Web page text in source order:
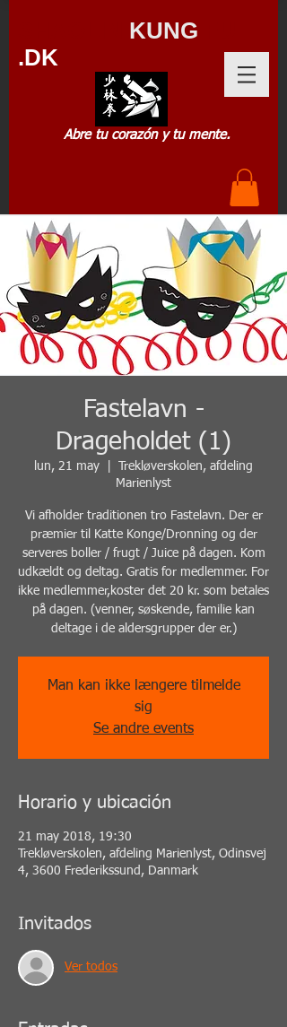
KUNG
.DK
Abre tu corazón y tu mente.
Fastelavn -
Drageholdet (1)
lun, 21 may
Trekløverskolen, afdeling
Marienlyst
Vi afholder traditionen tro Fastelavn. Der er
præmier til Katte Konge/Dronning og der
serveres boller / frugt / Juice på dagen. Kom
udkældt og deltag. Gratis for medlemmer. For
ikke medlemmer,koster det 20 kr. som betales
på dagen. (venner, søskende, familie kan
deltage i de aldersgrupper der er.)
Man kan ikke længere tilmelde
sig
Se andre events
Horario y ubicación
21 may 2018, 19:30
Trekløverskolen, afdeling Marienlyst, Odinsvej
4, 3600 Frederikssund, Danmark
Invitados
Ver todos